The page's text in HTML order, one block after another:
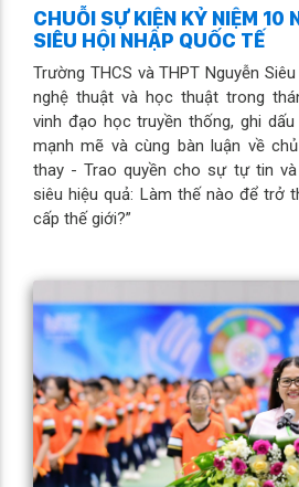
CHUỖI SỰ KIỆN KỶ NIỆM 10
SIÊU HỘI NHẬP QUỐC TẾ
Trường THCS và THPT Nguyễn
nghệ thuật và học thuật trong
vinh đạo học truyền thống, ghi
mạnh mẽ và cùng bàn luận về
thay - Trao quyền cho sự tự tin và
siêu hiệu quả: Làm thế nào để trở
cấp thế giới?”